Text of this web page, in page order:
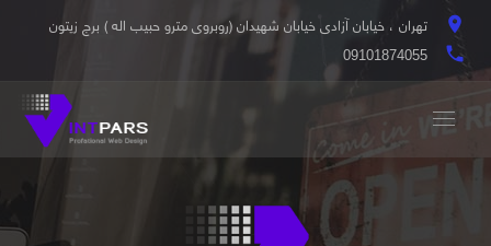
location_on تهران ، خیابان آزادی خیابان شهیدان (روبروی مترو حبیب اله ) برج زیتون
local_phone
09101874055